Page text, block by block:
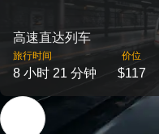
高速直达列车
旅行时间
8 小时 21 分钟
价位
$117